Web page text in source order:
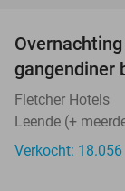
gangendiner
Fletcher Hotels
Leende (+
Verkocht: 18.056